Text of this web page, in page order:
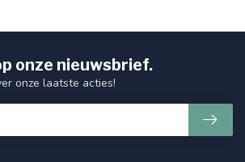
onze nieuwsbrief.
onze laatste acties!